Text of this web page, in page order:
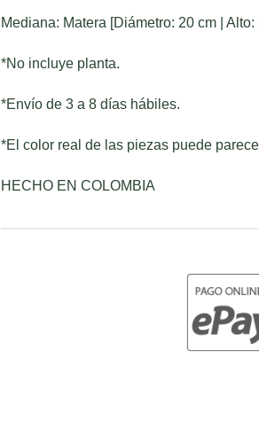
Mediana: Matera [Diámetro: 20 cm |
*No incluye planta.
*Envío de 3 a 8 días hábiles.
*El color real de las piezas puede
HECHO EN COLOMBIA